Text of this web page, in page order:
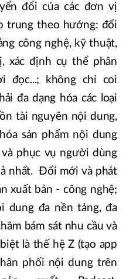
đổi của các đơn vị
trung theo hướng: đổi
công nghệ, kỹ thuật,
xác định cụ thể phân
đọc...; không chỉ coi
đa dạng hóa các loại
tài nguyên nội dung,
sản phẩm nội dung
phục vụ người dùng
nhất. Đổi mới và phát
xuất bản - công nghệ;
dung đa nền tảng, đa
bám sát nhu cầu và
là thế hệ Z (tạo app
phối nội dung trên